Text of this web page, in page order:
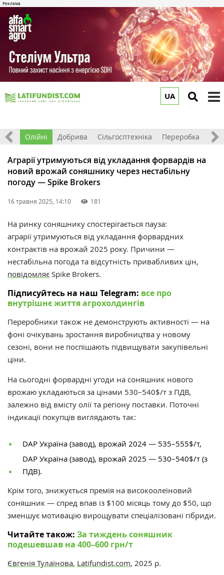
UA
Олійні Добрива Сільгосптехніка Переробка
Аграрії утримуються від укладання форвардів на
новий врожай соняшнику через нестабільну
погоду — Spike Brokers
16 травня 2025, 14:10 181
На ринку соняшнику спостерігається пауза:
аграрії утримуються від укладання форвардних
контрактів на врожай 2025 року. Причини —
нестабільна погода та відсутність привабливих цін,
повідомляє Spike Brokers.
Підписуйтесь на наш Telegram: все про
внутрішнє життя агрохолдингів
Переробники також не демонструють активності — на
фоні очікувань зростання виробництва у новому
сезоні, вони не поспішають підвищувати закупівельні
ціни.
На сьогодні форвардні угоди на соняшник нового
врожаю укладаються за цінами 530–540$/т з ПДВ,
залежно від вмісту олії та регіону поставки. Поточні
індикації покупців виглядають так:
DAP Україна (завод), врожай 2024 — 535–555$/т,
DAP Україна (завод), врожай 2025 — 530–540$/т (з
ПДВ).
Крім того, знижується премія на високоолеїновий
соняшник — спред впав із $100 місяць тому до $50, що
зменшує мотивацію вирощувати спеціалізовані гібриди.
Читайте також: За тиждень соняшник
подешевшав на 400–600 грн/т
Євгенія Тулаїнова, Latifundist.com, 2025 р.